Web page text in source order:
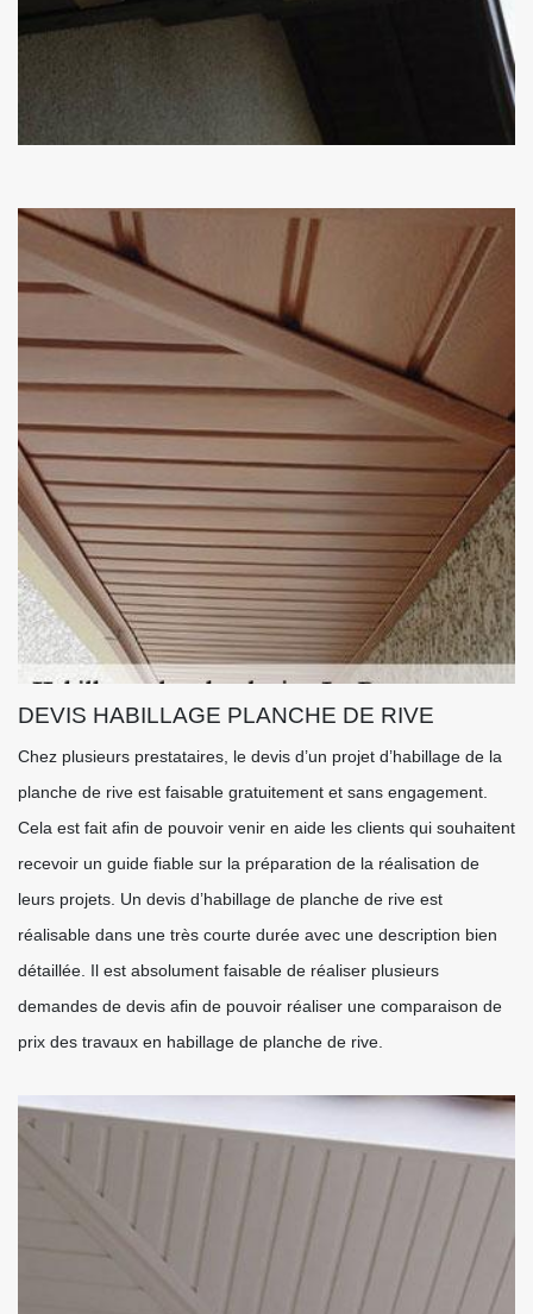
DEVIS HABILLAGE PLANCHE DE RIVE
Chez plusieurs prestataires, le devis d’un projet d’habillage de la
planche de rive est faisable gratuitement et sans engagement.
Cela est fait afin de pouvoir venir en aide les clients qui souhaitent
recevoir un guide fiable sur la préparation de la réalisation de
leurs projets. Un devis d’habillage de planche de rive est
réalisable dans une très courte durée avec une description bien
détaillée. Il est absolument faisable de réaliser plusieurs
demandes de devis afin de pouvoir réaliser une comparaison de
prix des travaux en habillage de planche de rive.